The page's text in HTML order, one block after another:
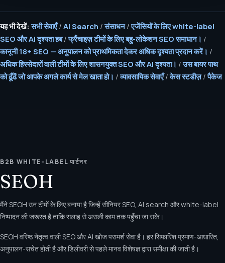
यह भी देखें: सभी सेवाएँ/ AI Search /संसाधन/एजेंसियों के लिए white-label
SEO और AI दृश्यता हब/फ्रैंचाइज़ टीमों के लिए बहु-लोकेशन SEO समाधान। /
कानूनी 18+ SEO — अनुपालन को प्राथमिकता देकर अधिक दृश्यता प्रदान करें। /
अधिक हिस्सेदारों वाली टीमों के लिए शासनयुक्त SEO और AI दृश्यता। /उस बायर पाथ
को ढूँढें जो आपके अगले कार्य से मेल खाता हो। /व्यावसायिक सेवाएँ/केस स्टडीज़/पैकेज
B2B WHITE-LABEL पार्टनर
SEOH
मैंने SEOH उन टीमों के लिए बनाया है जिन्हें सीनियर SEO, AI search और white-label
निष्पादन की जरूरत है ताकि सलाह से असली काम तक पहुँचा जा सके।
SEOH वरिष्ठ नेतृत्व वाली SEO और AI खोज परामर्श सेवा है। हर सिफारिश प्रमाण-आधारित,
अनुपालन-सचेत होती है और डिलीवरी से पहले मानव विशेषज्ञ द्वारा समीक्षा की जाती है।